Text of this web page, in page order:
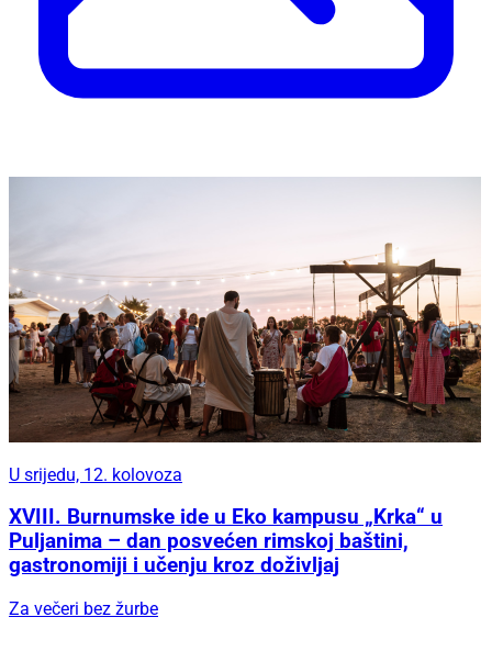
U srijedu, 12. kolovoza
XVIII. Burnumske ide u Eko kampusu „Krka“ u
Puljanima – dan posvećen rimskoj baštini,
gastronomiji i učenju kroz doživljaj
Za večeri bez žurbe